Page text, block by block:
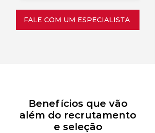
FALE COM UM ESPECIALISTA
Benefícios que vão
além do recrutamento
e seleção